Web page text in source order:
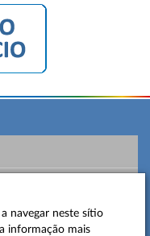
navegar neste sítio
informação mais